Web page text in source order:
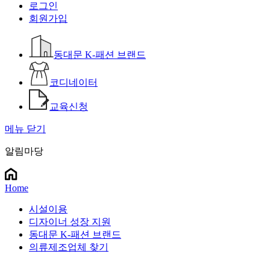
로그인
회원가입
동대문 K-패션 브랜드
코디네이터
교육신청
메뉴 닫기
알림마당
Home
시설이용
디자이너 성장 지원
동대문 K-패션 브랜드
의류제조업체 찾기